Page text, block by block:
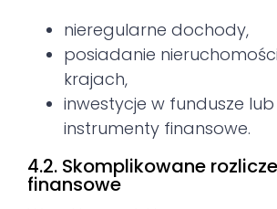
nieregularne dochody,
posiadanie
krajach,
inwestycje w fundusze lub
instrumenty finansowe.
4.2. Skomplikowane
finansowe